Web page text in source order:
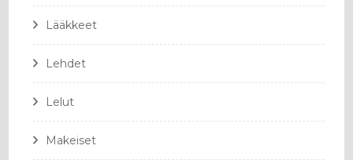
Lääkkeet
Lehdet
Lelut
Makeiset